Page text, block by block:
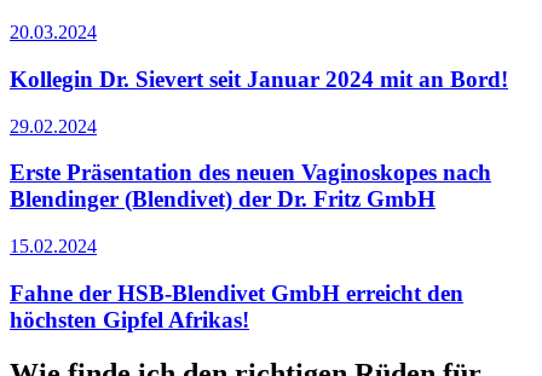
20.03.2024
Kollegin Dr. Sievert seit Januar 2024 mit an Bord!
29.02.2024
Erste Präsentation des neuen Vaginoskopes nach
Blendinger (Blendivet) der Dr. Fritz GmbH
15.02.2024
Fahne der HSB-Blendivet GmbH erreicht den
höchsten Gipfel Afrikas!